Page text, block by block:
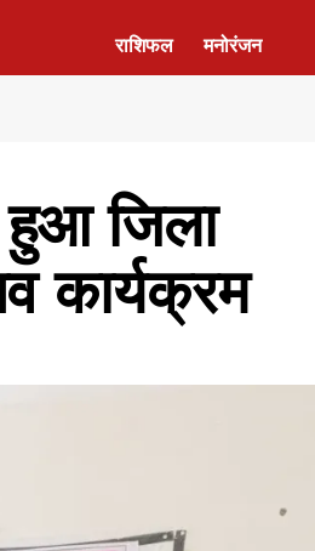
राशिफल मनोरंजन
हुआ जिला
कार्यक्रम